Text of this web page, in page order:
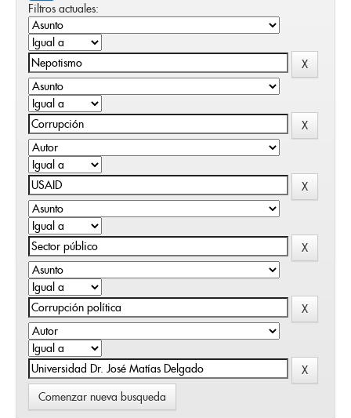
Filtros actuales:
Comenzar nueva busqueda